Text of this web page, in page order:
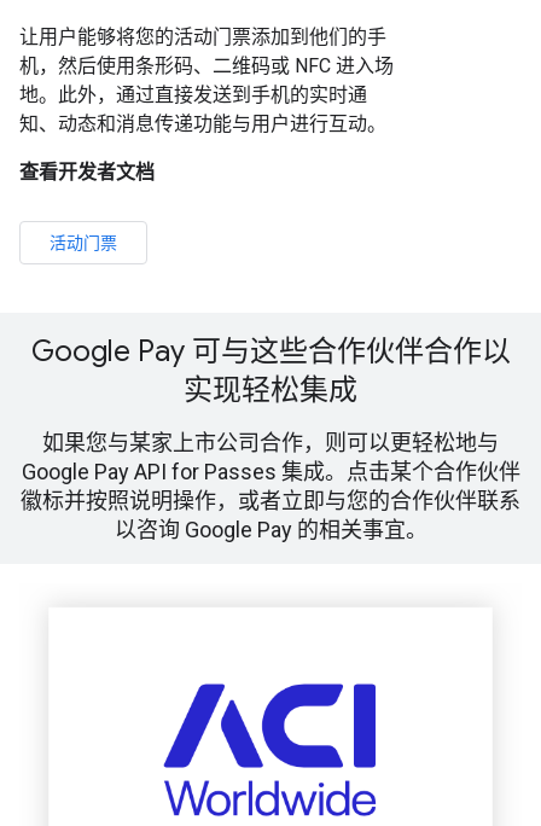
让用户能够将您的活动门票添加到他们的手
机，然后使用条形码、二维码或 NFC 进入场
地。此外，通过直接发送到手机的实时通
知、动态和消息传递功能与用户进行互动。
查看开发者文档
活动门票
Google Pay 可与这些合作伙伴合作以
实现轻松集成
如果您与某家上市公司合作，则可以更轻松地与
Google Pay API for Passes 集成。点击某个合作伙伴
徽标并按照说明操作，或者立即与您的合作伙伴联系
以咨询 Google Pay 的相关事宜。